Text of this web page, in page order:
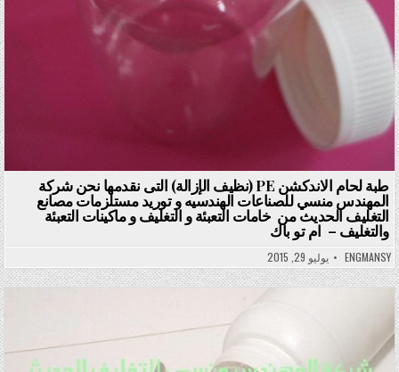
طبة لحام الاندكشن PE (نظيف الإزالة) التى نقدمها نحن شركة
المهندس منسي للصناعات الهندسيه و توريد مستلزمات مصانع
التغليف الحديث من خامات التعبئة و التغليف و ماكينات التعبئة
والتغليف – ام تو باك
ENGMANSY يوليو 29, 2015
Posted in